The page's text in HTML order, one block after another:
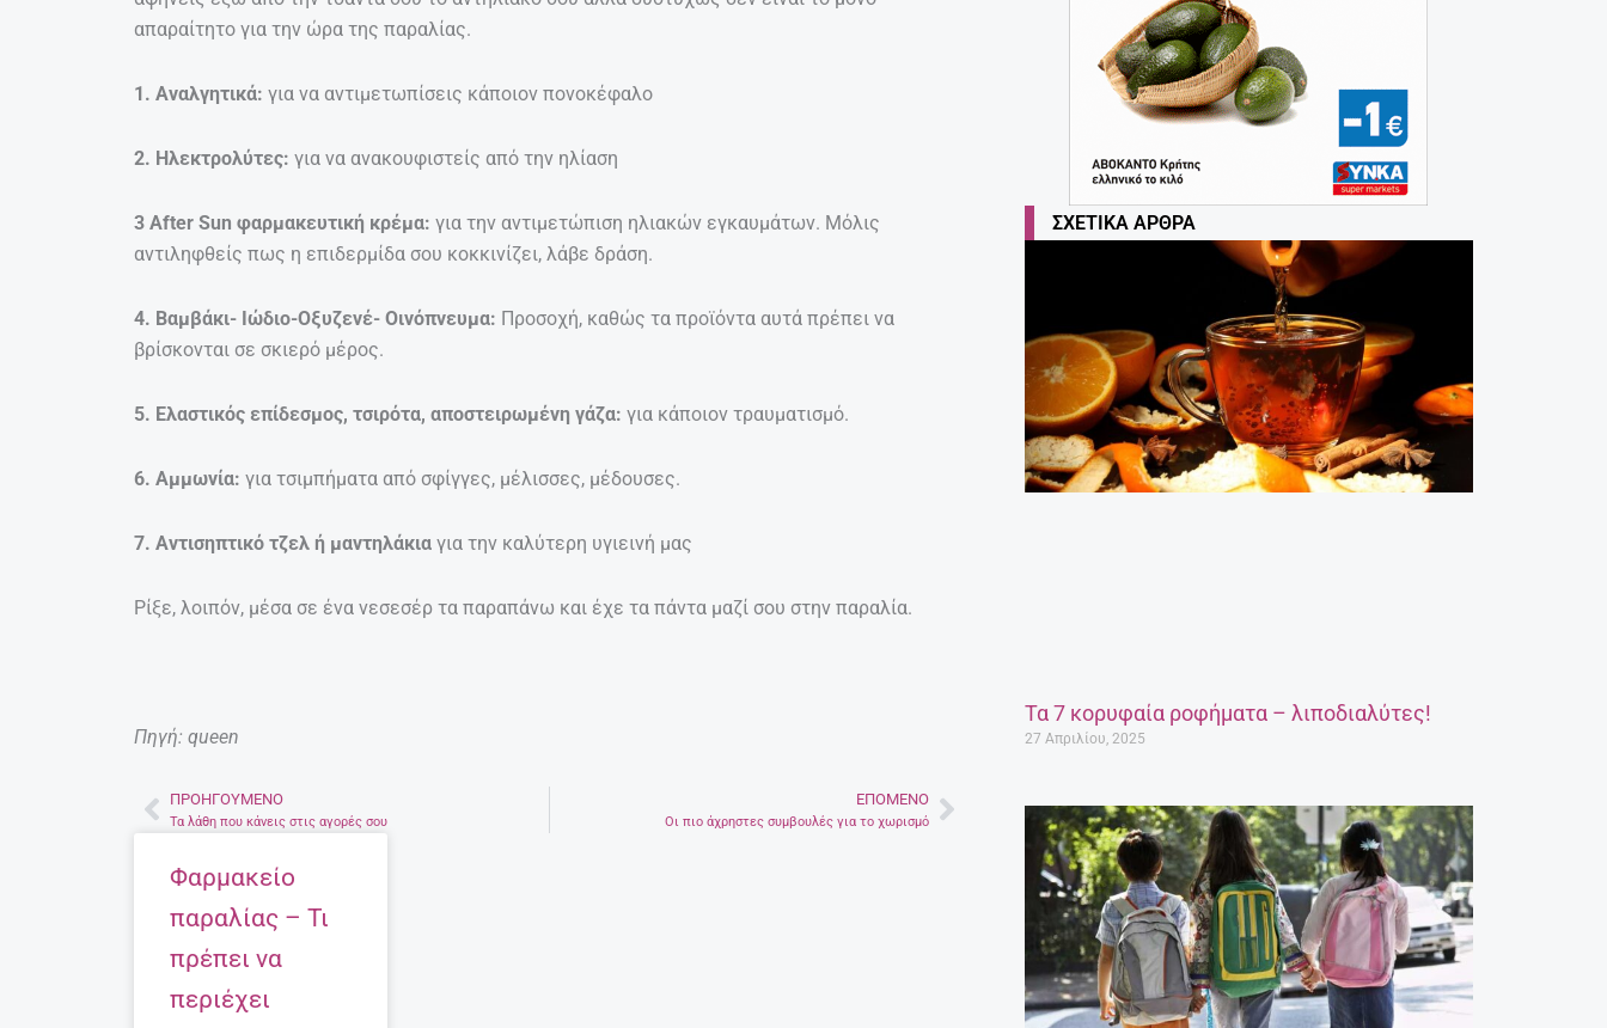
απαραίτητο για την ώρα της παραλίας.
1. Αναλγητικά: για να αντιμετωπίσεις κάποιον πονοκέφαλο
2. Ηλεκτρολύτες: για να ανακουφιστείς από την ηλίαση
3 After Sun φαρμακευτική κρέμα: για την αντιμετώπιση ηλιακών εγκαυμάτων. Μόλις
αντιληφθείς πως η επιδερμίδα σου κοκκινίζει, λάβε δράση.
4. Βαμβάκι- Ιώδιο-Οξυζενέ- Οινόπνευμα: Προσοχή, καθώς τα προϊόντα αυτά πρέπει να
βρίσκονται σε σκιερό μέρος.
5. Ελαστικός επίδεσμος, τσιρότα, αποστειρωμένη γάζα: για κάποιον τραυματισμό.
6. Αμμωνία: για τσιμπήματα από σφίγγες, μέλισσες, μέδουσες.
7. Αντισηπτικό τζελ ή μαντηλάκια για την καλύτερη υγιεινή μας
Ρίξε, λοιπόν, μέσα σε ένα νεσεσέρ τα παραπάνω και έχε τα πάντα μαζί σου στην παραλία.
Πηγή: queen
Prev
ΠΡΟΗΓΟΎΜΕΝΟ
Τα λάθη που κάνεις στις αγορές σου
ΕΠΌΜΕΝΟ
Οι πιο άχρηστες συμβουλές για το χωρισμόNext
Φαρμακείο
παραλίας – Τι
πρέπει να
περιέχει
ΣΧΕΤΙΚΆ ΆΡΘΡΑ
Τα 7 κορυφαία ροφήματα – λιποδιαλύτες!
27 Απριλίου, 2025